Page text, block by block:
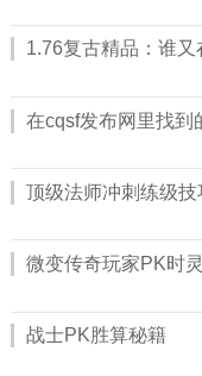
1.76复古精品：谁又
顶级法师冲刺练级技
微变传奇玩家PK时
战士PK胜算秘籍